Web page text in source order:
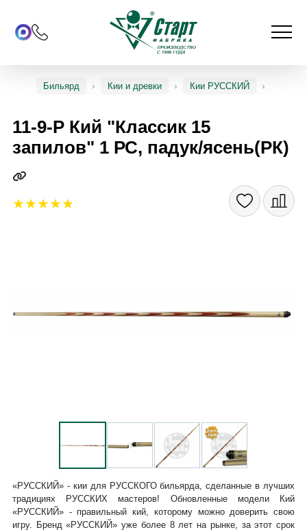
Бильярд Кии и древки Кии РУССКИЙ
11-9-Р Кий "Классик 15
запилов" 1 РС, падук/ясень(РК)
«РУССКИЙ» - кии для РУССКОГО бильярда, сделанные в лучших
традициях РУССКИХ мастеров! Обновленные модели Кий
«РУССКИЙ» - правильный кий, которому можно доверить свою
игру. Бренд «РУССКИЙ» уже более 8 лет на рынке, за этот срок